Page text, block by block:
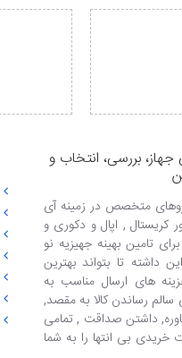
جهاز، بررسی، انتخاب و
متخصص در زمینه آی
کریستال , اپال و دکوری و
در بازار برای تامین بهینه جهیزیه نو
تا بتواند بهترین
های ارسال مناسب به
سالم رساندن کالا به مقصد,
داشتن صداقت , تمامی
خریدی بی انتها را به شما